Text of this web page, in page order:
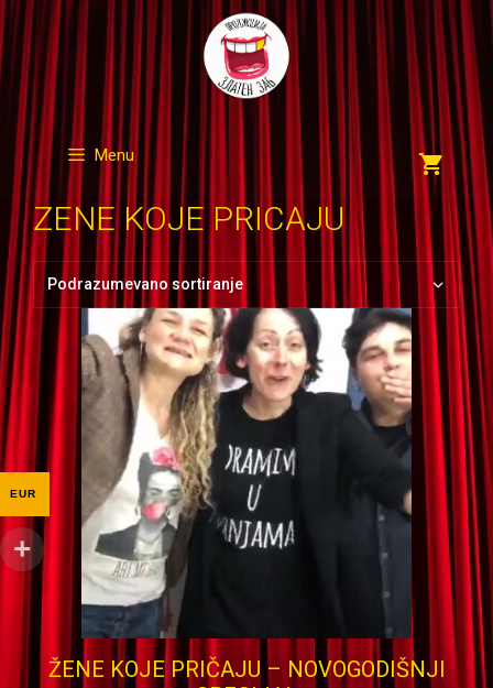
Skip
to
content
Menu
ZENE KOJE PRICAJU
ŽENE KOJE PRIČAJU – NOVOGODIŠNJI
EUR